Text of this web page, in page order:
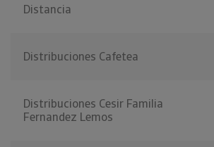
Distancia
Distribuciones Cafetea
Distribuciones Cesir Familia
Fernandez Lemos